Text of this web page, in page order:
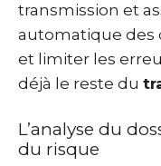
transmission et
automatique des
et limiter les
déjà le reste du
L’analyse du
du risque